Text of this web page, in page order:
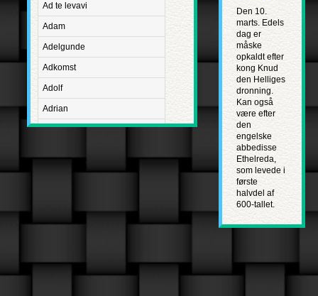
Ad te levavi
Adam
Adelgunde
Adkomst
Adolf
Adrian
Advent
Aetatis suae
Agapetus
Den 10.
marts. Edels
dag er
måske
opkaldt efter
kong Knud
den Helliges
dronning.
Kan også
være efter
den
engelske
abbe­disse
Ethelreda,
som levede i
første
halvdel af
600-tallet.